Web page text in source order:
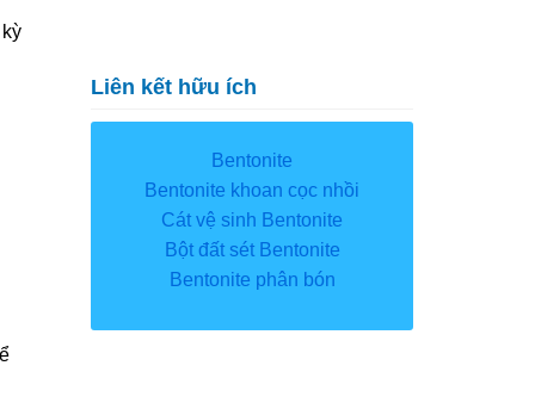
Liên kết hữu ích
Bentonite
Bentonite khoan cọc nhồi
Cát vệ sinh Bentonite
Bột đất sét Bentonite
Bentonite phân bón